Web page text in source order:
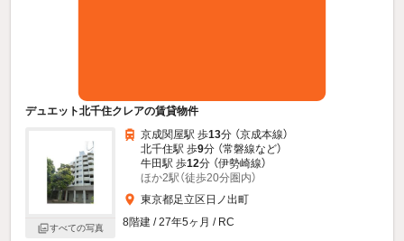
デュエット北千住クレアの賃貸物件
すべての写真
京成関屋駅 歩13分 （京成本線）
北千住駅 歩9分 （常磐線など）
牛田駅 歩12分 （伊勢崎線）
ほか2駅（徒歩20分圏内）
東京都足立区日ノ出町
8階建 / 27年5ヶ月 / RC